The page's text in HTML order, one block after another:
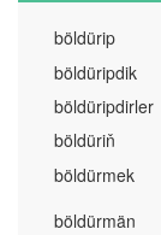
böldürip
böldüripdik
böldüripdirler
böldüriň
böldürmek
böldürmän